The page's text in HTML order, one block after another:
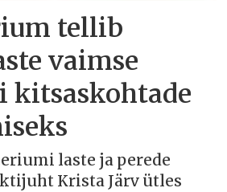
tellib
vaimse
kitsaskohtade
laste ja perede
Krista Järv ütles